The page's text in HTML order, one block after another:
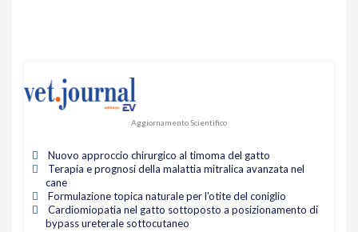
Aggiornamento Scientifico
Nuovo approccio chirurgico al timoma del gatto
Terapia e prognosi della malattia mitralica avanzata nel
cane
Formulazione topica naturale per l'otite del coniglio
Cardiomiopatia nel gatto sottoposto a posizionamento di
bypass ureterale sottocutaneo